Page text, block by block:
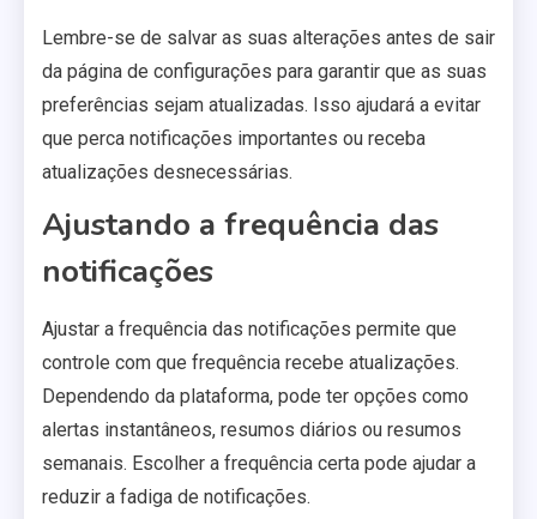
Lembre-se de salvar as suas alterações antes de sair
da página de configurações para garantir que as suas
preferências sejam atualizadas. Isso ajudará a evitar
que perca notificações importantes ou receba
atualizações desnecessárias.
Ajustando a frequência das
notificações
Ajustar a frequência das notificações permite que
controle com que frequência recebe atualizações.
Dependendo da plataforma, pode ter opções como
alertas instantâneos, resumos diários ou resumos
semanais. Escolher a frequência certa pode ajudar a
reduzir a fadiga de notificações.